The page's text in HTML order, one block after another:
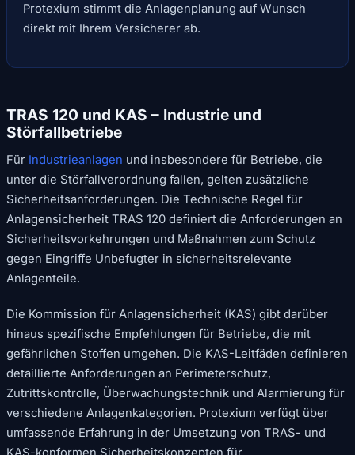
Protexium stimmt die Anlagenplanung auf Wunsch
direkt mit Ihrem Versicherer ab.
TRAS 120 und KAS – Industrie und
Störfallbetriebe
Für Industrieanlagen und insbesondere für Betriebe, die
unter die Störfallverordnung fallen, gelten zusätzliche
Sicherheitsanforderungen. Die Technische Regel für
Anlagensicherheit TRAS 120 definiert die Anforderungen an
Sicherheitsvorkehrungen und Maßnahmen zum Schutz
gegen Eingriffe Unbefugter in sicherheitsrelevante
Anlagenteile.
Die Kommission für Anlagensicherheit (KAS) gibt darüber
hinaus spezifische Empfehlungen für Betriebe, die mit
gefährlichen Stoffen umgehen. Die KAS-Leitfäden definieren
detaillierte Anforderungen an Perimeterschutz,
Zutrittskontrolle, Überwachungstechnik und Alarmierung für
verschiedene Anlagenkategorien. Protexium verfügt über
umfassende Erfahrung in der Umsetzung von TRAS- und